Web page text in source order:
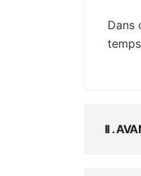
Dans
II .